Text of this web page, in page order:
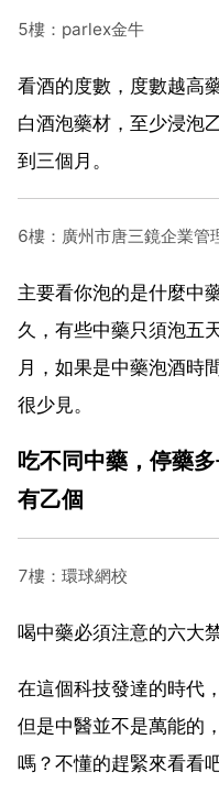
5樓：parlex金牛
看酒的度數，度數越高
白酒泡藥材，至少浸泡
到三個月。
6樓：廣州市唐三鏡企業
主要看你泡的是什麼中
久，有些中藥只須泡五
月，如果是中藥泡酒時
很少見。
吃不同中藥，停藥
有乙個
7樓：環球網校
喝中藥必須注意的六大
在這個科技發達的時代
但是中醫並不是萬能的
嗎？不懂的趕緊來看看